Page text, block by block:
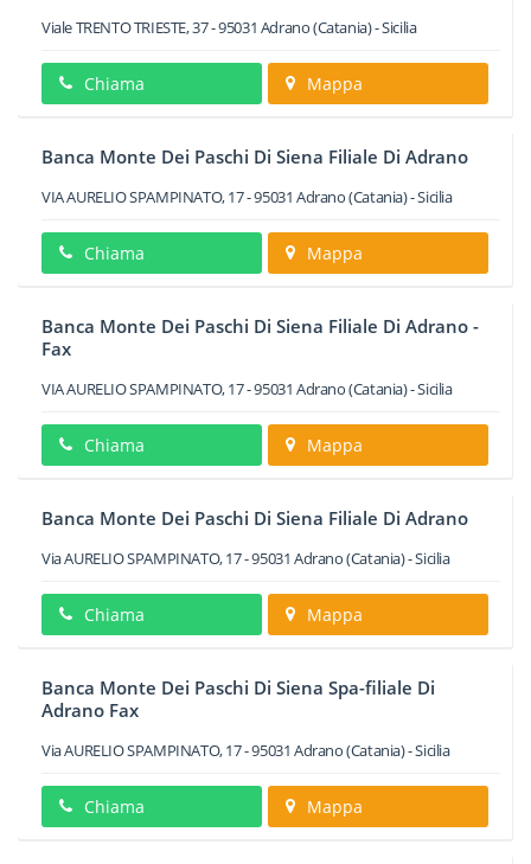
Viale TRENTO TRIESTE, 37-95031 Adrano(Catania) -Sicilia
Chiama Mappa
Banca Monte Dei Paschi Di Siena Filiale Di Adrano
VIA AURELIO SPAMPINATO, 17-95031 Adrano(Catania) -Sicilia
Chiama Mappa
Banca Monte Dei Paschi Di Siena Filiale Di Adrano -
Fax
VIA AURELIO SPAMPINATO, 17-95031 Adrano(Catania) -Sicilia
Chiama Mappa
Banca Monte Dei Paschi Di Siena Filiale Di Adrano
Via AURELIO SPAMPINATO, 17-95031 Adrano(Catania) -Sicilia
Chiama Mappa
Banca Monte Dei Paschi Di Siena Spa-filiale Di
Adrano Fax
Via AURELIO SPAMPINATO, 17-95031 Adrano(Catania) -Sicilia
Chiama Mappa